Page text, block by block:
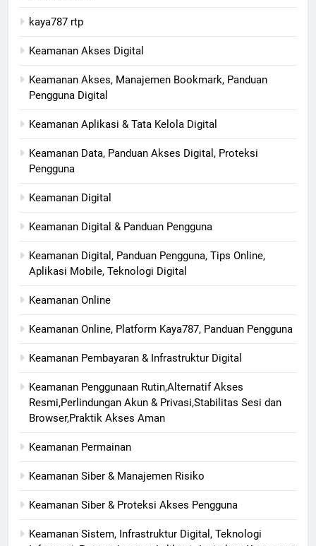
kaya787 rtp
Keamanan Akses Digital
Keamanan Akses, Manajemen Bookmark, Panduan
Pengguna Digital
Keamanan Aplikasi & Tata Kelola Digital
Keamanan Data, Panduan Akses Digital, Proteksi
Pengguna
Keamanan Digital
Keamanan Digital & Panduan Pengguna
Keamanan Digital, Panduan Pengguna, Tips Online,
Aplikasi Mobile, Teknologi Digital
Keamanan Online
Keamanan Online, Platform Kaya787, Panduan Pengguna
Keamanan Pembayaran & Infrastruktur Digital
Keamanan Penggunaan Rutin,Alternatif Akses
Resmi,Perlindungan Akun & Privasi,Stabilitas Sesi dan
Browser,Praktik Akses Aman
Keamanan Permainan
Keamanan Siber & Manajemen Risiko
Keamanan Siber & Proteksi Akses Pengguna
Keamanan Sistem, Infrastruktur Digital, Teknologi